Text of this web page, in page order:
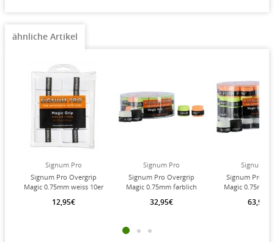
ähnliche Artikel
Signum Pro
Signum Pro Overgrip
Magic 0.75mm weiss 10er
12,95€
Signum Pro
Signum Pro Overgrip
Magic 0.75mm farblich
32,95€
Signum
Signum Pro
Magic 0.75mm
63,95€